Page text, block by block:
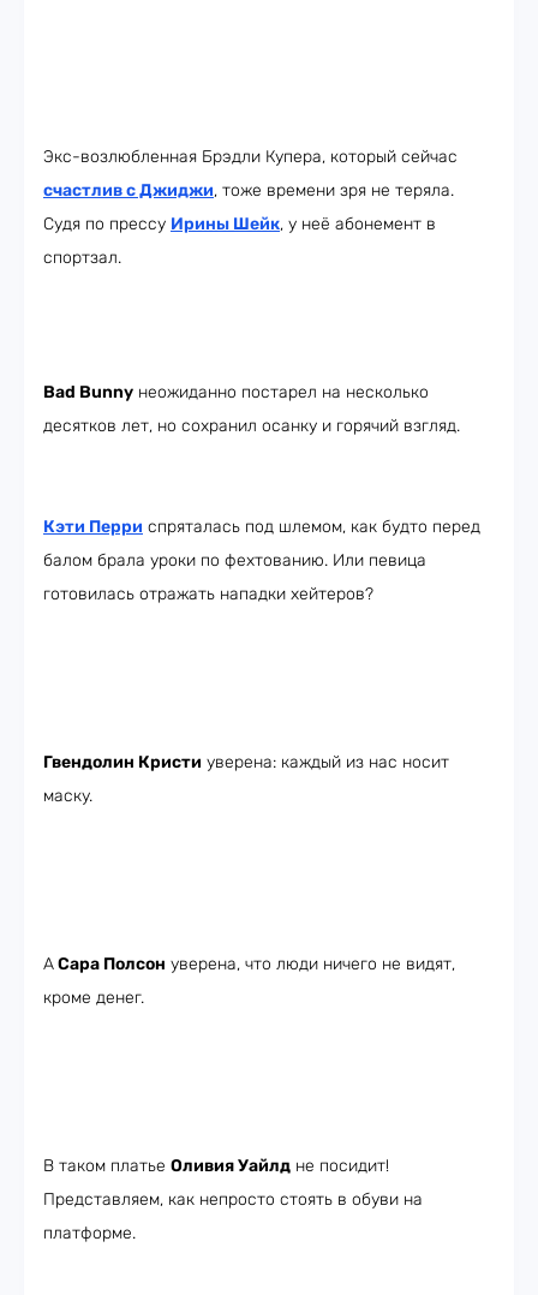
Экс-возлюбленная Брэдли Купера, который сейчас
счастлив с Джиджи, тоже времени зря не теряла.
Судя по прессу Ирины Шейк, у неё абонемент в
спортзал.
Bad Bunny неожиданно постарел на несколько
десятков лет, но сохранил осанку и горячий взгляд.
Кэти Перри спряталась под шлемом, как будто перед
балом брала уроки по фехтованию. Или певица
готовилась отражать нападки хейтеров?
Гвендолин Кристи уверена: каждый из нас носит
маску.
АСара Полсон уверена, что люди ничего не видят,
кроме денег.
В таком платье Оливия Уайлд не посидит!
Представляем, как непросто стоять в обуви на
платформе.